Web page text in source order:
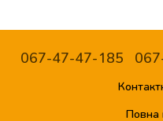
067-47-47-185
Повна